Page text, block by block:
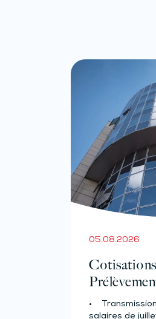
05.08.2026
pour les
(effectif
•
salaires de